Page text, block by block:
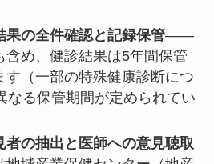
果の全件確認と記録保管——
含め、健診結果は5年間保管
す（一部の特殊健康診断につ
なる保管期間が定められてい
者の抽出と医師への意見聴取